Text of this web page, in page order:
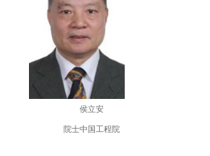
侯立安
院士中国工程院